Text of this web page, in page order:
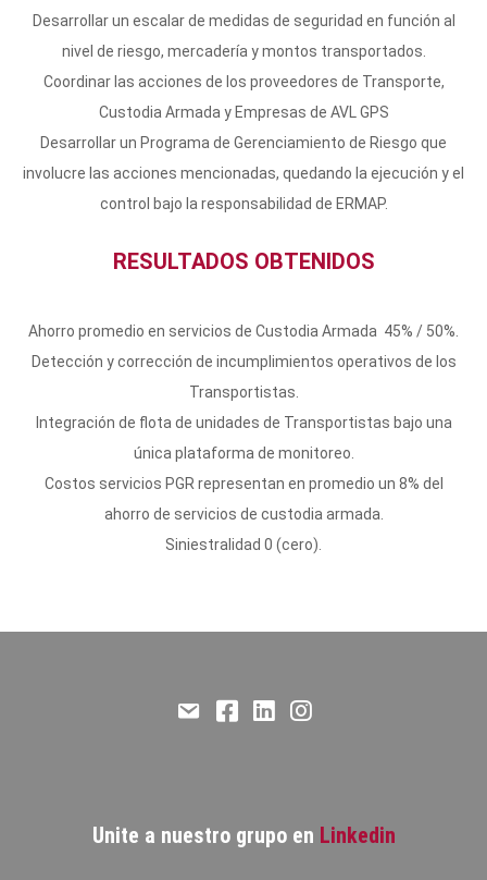
Desarrollar un escalar de medidas de seguridad en función al
nivel de riesgo, mercadería y montos transportados.
Coordinar las acciones de los proveedores de Transporte,
Custodia Armada y Empresas de AVL GPS
Desarrollar un Programa de Gerenciamiento de Riesgo que
involucre las acciones mencionadas, quedando la ejecución y el
control bajo la responsabilidad de ERMAP.
RESULTADOS OBTENIDOS
Ahorro promedio en servicios de Custodia Armada 45% / 50%.
Detección y corrección de incumplimientos operativos de los
Transportistas.
Integración de flota de unidades de Transportistas bajo una
única plataforma de monitoreo.
Costos servicios PGR representan en promedio un 8% del
ahorro de servicios de custodia armada.
Siniestralidad 0 (cero).
Email FacebookLinkedIn
Unite a nuestro grupo en Linkedin